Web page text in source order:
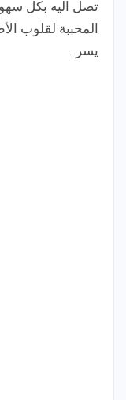
تصل اليه بكل
المحببة لقلوب
يسر .